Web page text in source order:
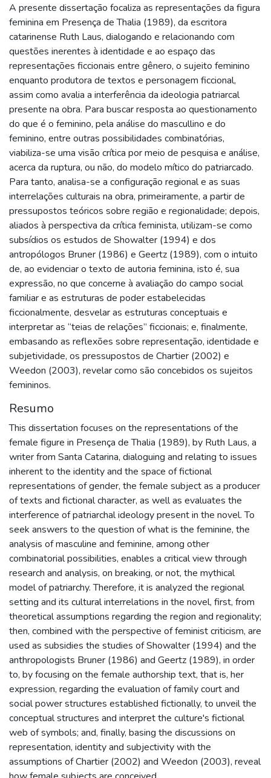
A presente dissertação focaliza as representações da figura
feminina em Presença de Thalia (1989), da escritora
catarinense Ruth Laus, dialogando e relacionando com
questões inerentes à identidade e ao espaço das
representações ficcionais entre gênero, o sujeito feminino
enquanto produtora de textos e personagem ficcional,
assim como avalia a interferência da ideologia patriarcal
presente na obra. Para buscar resposta ao questionamento
do que é o feminino, pela análise do mascullino e do
feminino, entre outras possibilidades combinatórias,
viabiliza-se uma visão crítica por meio de pesquisa e análise,
acerca da ruptura, ou não, do modelo mítico do patriarcado.
Para tanto, analisa-se a configuração regional e as suas
interrelações culturais na obra, primeiramente, a partir de
pressupostos teóricos sobre região e regionalidade; depois,
aliados à perspectiva da crítica feminista, utilizam-se como
subsídios os estudos de Showalter (1994) e dos
antropólogos Bruner (1986) e Geertz (1989), com o intuito
de, ao evidenciar o texto de autoria feminina, isto é, sua
expressão, no que concerne à avaliação do campo social
familiar e as estruturas de poder estabelecidas
ficcionalmente, desvelar as estruturas conceptuais e
interpretar as “teias de relações” ficcionais; e, finalmente,
embasando as reflexões sobre representação, identidade e
subjetividade, os pressupostos de Chartier (2002) e
Weedon (2003), revelar como são concebidos os sujeitos
femininos.
Resumo
This dissertation focuses on the representations of the
female figure in Presença de Thalia (1989), by Ruth Laus, a
writer from Santa Catarina, dialoguing and relating to issues
inherent to the identity and the space of fictional
representations of gender, the female subject as a producer
of texts and fictional character, as well as evaluates the
interference of patriarchal ideology present in the novel. To
seek answers to the question of what is the feminine, the
analysis of masculine and feminine, among other
combinatorial possibilities, enables a critical view through
research and analysis, on breaking, or not, the mythical
model of patriarchy. Therefore, it is analyzed the regional
setting and its cultural interrelations in the novel, first, from
theoretical assumptions regarding the region and regionality;
then, combined with the perspective of feminist criticism, are
used as subsidies the studies of Showalter (1994) and the
anthropologists Bruner (1986) and Geertz (1989), in order
to, by focusing on the female authorship text, that is, her
expression, regarding the evaluation of family court and
social power structures established fictionally, to unveil the
conceptual structures and interpret the culture's fictional
web of symbols; and, finally, basing the discussions on
representation, identity and subjectivity with the
assumptions of Chartier (2002) and Weedon (2003), reveal